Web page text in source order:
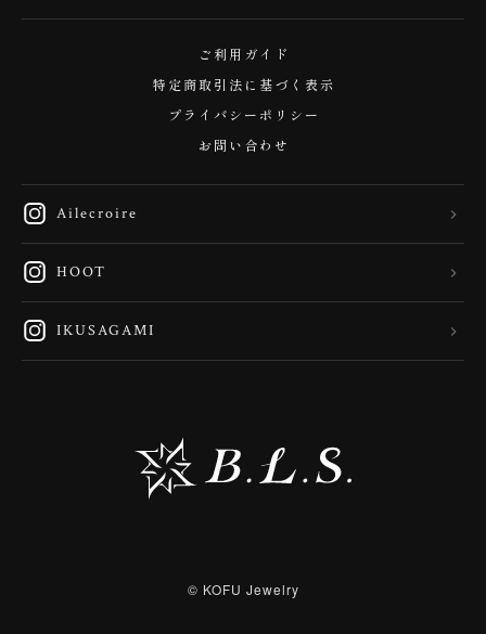
ご利用ガイド
特定商取引法に基づく表示
プライバシーポリシー
お問い合わせ
Ailecroire
HOOT
IKUSAGAMI
© KOFU Jewelry